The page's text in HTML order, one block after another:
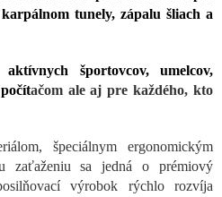
tunely, zápalu šliach a
športovcov, umelcov,
ačom ale aj pre každého, kto
špeciálnym ergonomickým
zaťaženiu sa jedná o prémiový
výrobok rýchlo rozvíja